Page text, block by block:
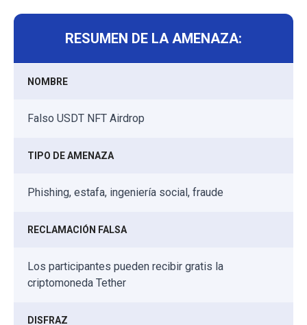
RESUMEN DE LA AMENAZA:
NOMBRE
Falso USDT NFT Airdrop
TIPO DE AMENAZA
Phishing, estafa, ingeniería social, fraude
RECLAMACIÓN FALSA
Los participantes pueden recibir gratis la
criptomoneda Tether
DISFRAZ